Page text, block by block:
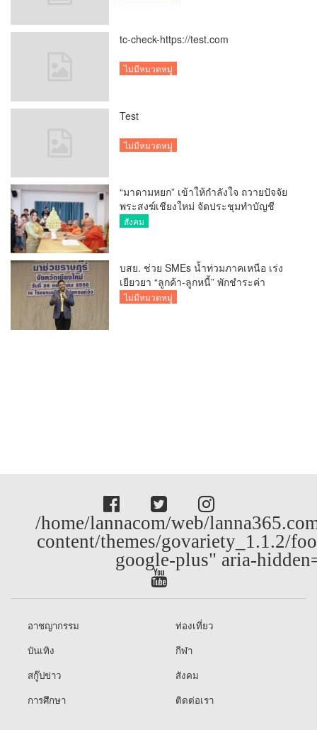
tc-check-https://test.com
ไม่มีหมวดหมู่
Test
ไม่มีหมวดหมู่
“มาดามหยก” เข้าให้กำลังใจ ถวายปัจจัย
พระสงฆ์เชียงใหม่ จัดประชุมทำบัญชี
รายรับรายจ่ายของวัด กว่า 300 รูป ที่วัด
สังคม
บสย. ช่วย SMEs น้ำท่วมภาคเหนือ เร่ง
เยียวยา “ลูกค้า-ลูกหนี้” พักชำระค่า
ธรรมเนียม-ค่างวด
ไม่มีหมวดหมู่
/home/lannacom/web/
content/themes/govariety_1.1.2/
google-plus" aria-
อาชญากรรม
ท่องเที่ยว
บันเทิง
กีฬา
สกู๊ปข่าว
สังคม
การศึกษา
ติดต่อเรา